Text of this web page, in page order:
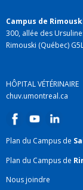
Campus de
300, allée des
Rimouski (Québec)
HÔPITAL VÉTÉRINAIRE
chuv.umontreal.ca
Plan du Campus de
Plan du Campus de
Nous joindre